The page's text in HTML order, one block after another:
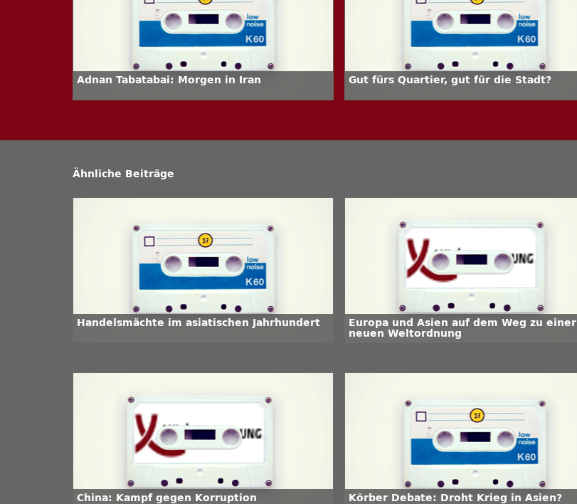
Adnan Tabatabai: Morgen in Iran Gut fürs Quartier, gut für die Stadt?
Ähnliche Beiträge
Handelsmächte im asiatischen Jahrhundert
Europa und Asien auf dem Weg zu einer
neuen Weltordnung
China: Kampf gegen Korruption Körber Debate: Droht Krieg in Asien?